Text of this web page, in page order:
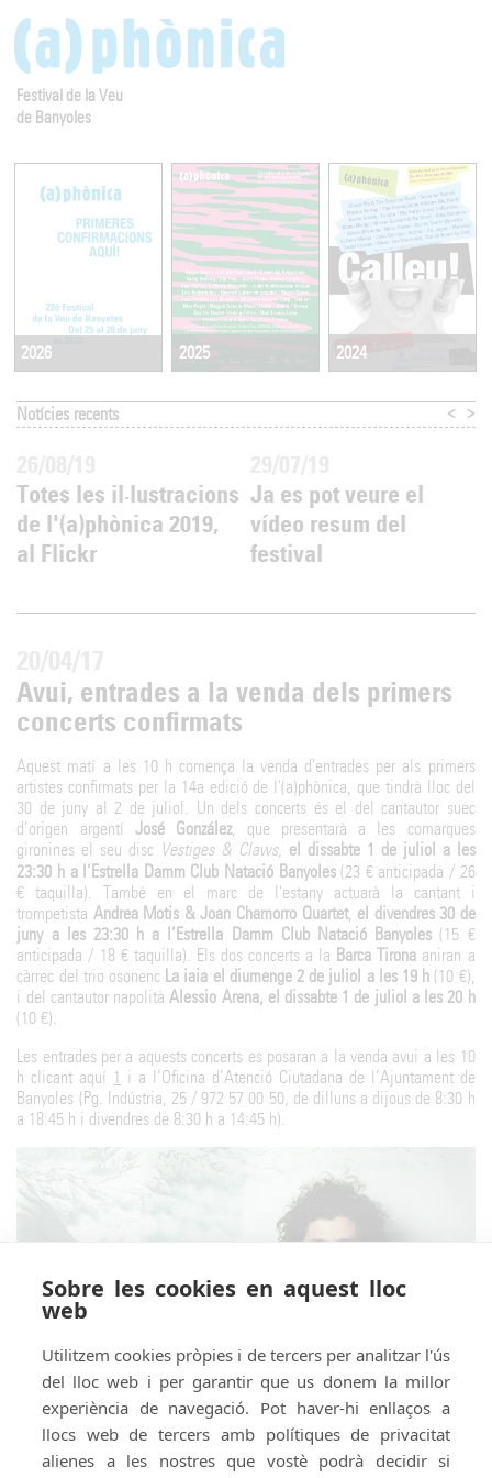
Festival de la Veu
de Banyoles
2026 2025 2024
Notícies recents
Totes les il·lustracions
de l'(a)phònica 2019,
al Flickr
Ja es pot veure el
vídeo resum del
festival
< >
Avui, entrades a la venda dels primers
concerts confirmats
Aquest matí a les 10 h comença la venda d'entrades per als primers
artistes confirmats per la 14a edició de l'(a)phònica, que tindrà lloc del
30 de juny al 2 de juliol. Un dels concerts és el del cantautor suec
d’origen argentí José González, que presentarà a les comarques
gironines el seu disc Vestiges & Claws, el dissabte 1 de juliol a les
23:30 h a l’Estrella Damm Club Natació Banyoles(23 € anticipada / 26
€ taquilla). També en el marc de l'estany actuarà la cantant i
trompetista Andrea Motis & Joan Chamorro Quartet, el divendres 30 de
juny a les 23:30 h a l’Estrella Damm Club Natació Banyoles (15 €
anticipada / 18 € taquilla). Els dos concerts a la Barca Tirona aniran a
càrrec del trio osonenc La iaia el diumenge 2 de juliol a les 19 h (10 €),
i del cantautor napolitàAlessio Arena, el dissabte 1 de juliol a les 20 h
(10 €).
Les entrades per a aquests concerts es posaran a la venda avui a les 10
h clicant aquí 1 i a l’Oficina d’Atenció Ciutadana de l’Ajuntament de
Banyoles (Pg. Indústria, 25 / 972 57 00 50, de dilluns a dijous de 8:30 h
a 18:45 h i divendres de 8:30 h a 14:45 h).
Sobre les cookies en aquest lloc
web
Utilitzem cookies pròpies i de tercers per analitzar l'ús
del lloc web i per garantir que us donem la millor
experiència de navegació. Pot haver-hi enllaços a
llocs web de tercers amb polítiques de privacitat
alienes a les nostres que vostè podrà decidir si